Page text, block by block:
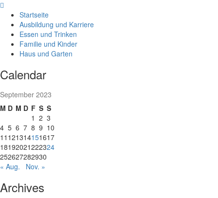
Skip
content
Startseite
Ausbildung und Karriere
Essen und Trinken
Familie und Kinder
Haus und Garten
Calendar
September 2023
M D M D F S S
1 2 3
4 5 6 7 8 9 10
11 121314151617
18192021222324
252627282930
« Aug.
Nov. »
Archives